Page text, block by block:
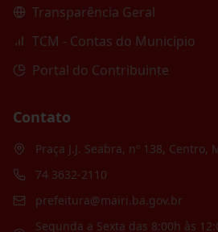
Transparência Geral
TCM - Contas do Município
Portal do Contribuinte
Contato
Praça J.J. Seabra, nº 138, Centro,
74 3632-2110
prefeitura@mairi.ba.gov.br
Segunda a Sexta das 8:00h às